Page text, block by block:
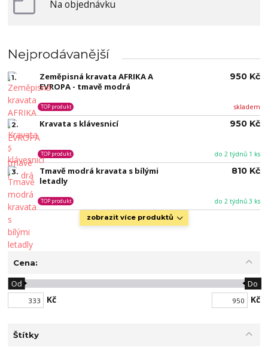
Na objednávku
Nejprodávanější
1.
Zeměpisná kravata AFRIKA A
EVROPA - tmavě modrá
skladem
TOP produkt
950 Kč
2. Kravata s klávesnicí
do 2 týdnů 1 ks
TOP produkt
950 Kč
3.
Tmavě modrá kravata s bílými
letadly
do 2 týdnů 3 ks
TOP produkt
810 Kč
zobrazit více produktů
Cena:
Kč
Od Do
Kč
Štítky